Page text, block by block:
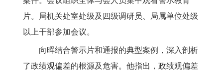
片。局机关处室处级及四级调研员、局属单位处级
以上干部参加会议。
向晖结合警示片和通报的典型案例，深入剖析
了政绩观偏差的根源及危害。他指出，政绩观偏差